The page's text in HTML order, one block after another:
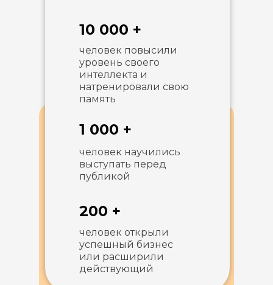
200 +
человек открыли
успешный бизнес
или расширили
действующий
10 000 +
человек повысили
уровень своего
интеллекта и
натренировали свою
память
1 000 +
человек научились
выступать перед
публикой